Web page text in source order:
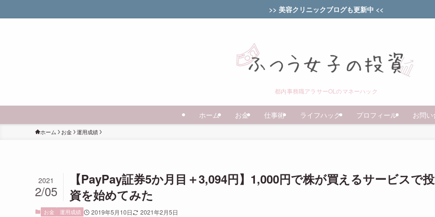
>> 美容クリニックブログも更新中 <<
都内事務職アラサーOLのマネーハック
ホーム お金 仕事術 ライフハック プロフィール お問
ホーム お金 運用成績
【PayPay証券5か月目＋3,094円】1,000円で株が買えるサービスで投
資を始めてみた
2021
2/05
お金 運用成績 2019年5月10日 2021年2月5日